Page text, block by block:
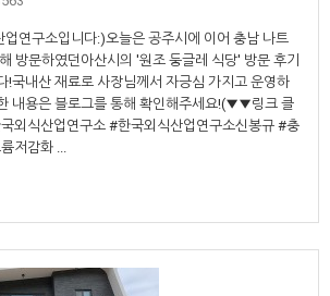
업연구소입니다:)오늘은 공주시에 이어 충남 나트
방문하였던아산시의 '원조 둥글레 식당' 방문 후기
!국내산 재료로 사장님께서 자긍심 가지고 운영하
내용은 블로그를 통해 확인해주세요!(▼▼링크 클
식산업연구소 #한국외식산업연구소신봉규 #충
저감화 ...